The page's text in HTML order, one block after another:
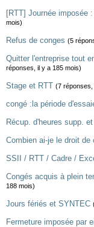
[RTT] Journée imposée
mois)
Refus de conges (5
Quitter l'entreprise tout
réponses, il y a 185 mois)
Stage et RTT (7 réponses,
congé :la période
Récup. d'heures supp.
Combien ai-je le droit de
SSII / RTT / Cadre /
Congés acquis à plein
188 mois)
Jours fériés et SYNTEC
Fermeture imposée par